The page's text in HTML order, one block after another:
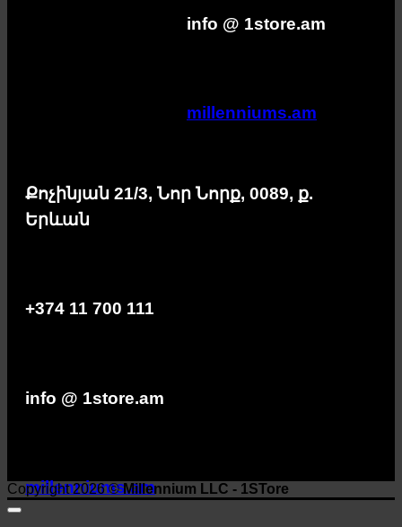
info @ 1store.am
millenniums.am
Քոչինյան 21/3, Նոր Նորք, 0089, ք.
Երևան
+374 11 700 111
info @ 1store.am
millenniums.am
Copyright 2026 ©Millennium LLC - 1STore